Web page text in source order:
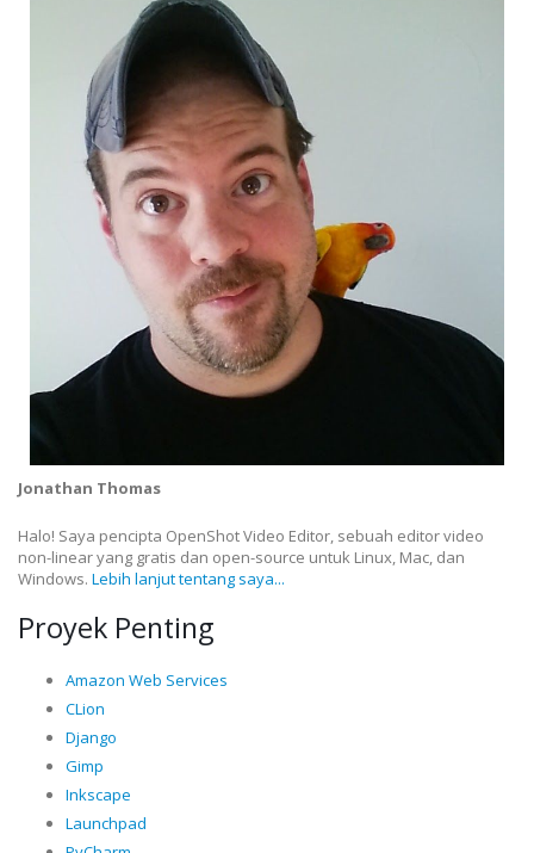
Jonathan Thomas
Halo! Saya pencipta OpenShot Video Editor, sebuah editor video
non-linear yang gratis dan open-source untuk Linux, Mac, dan
Windows. Lebih lanjut tentang saya...
Proyek Penting
Amazon Web Services
CLion
Django
Gimp
Inkscape
Launchpad